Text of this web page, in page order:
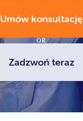
Umów konsultację
OR
Zadzwoń teraz